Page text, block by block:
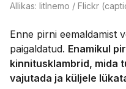
Allikas: litlnemo / Flickr
Enne pirni eemaldamist
paigaldatud. Enamikul
kinnitusklambrid, mida
vajutada ja küljele